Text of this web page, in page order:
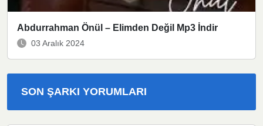
Abdurrahman Önül – Elimden Değil Mp3 İndir
03 Aralık 2024
SON ŞARKI YORUMLARI